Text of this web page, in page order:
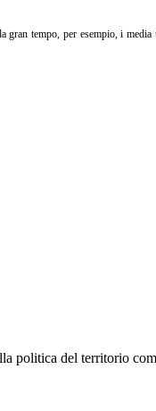
tempo, per esempio, i
politica del territorio